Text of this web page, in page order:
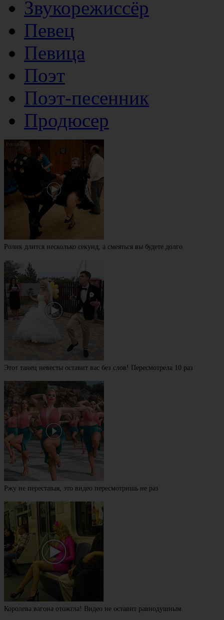
Звукорежиссёр
Певец
Певица
Поэт
Поэт-песенник
Продюсер
Ролик длится несколько секунд, а смеяться вы будете долго
Этот танец невесты оставит вас без слов! Пересмотрела 10 раз
Ржу не переставая, это видео пересмотришь не раз
Королева вагона отожгла! Видео не оставит равнодушным